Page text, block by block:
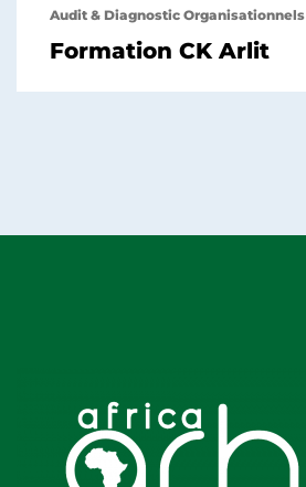
Audit & Diagnostic Organisationnels
Formation CK Arlit